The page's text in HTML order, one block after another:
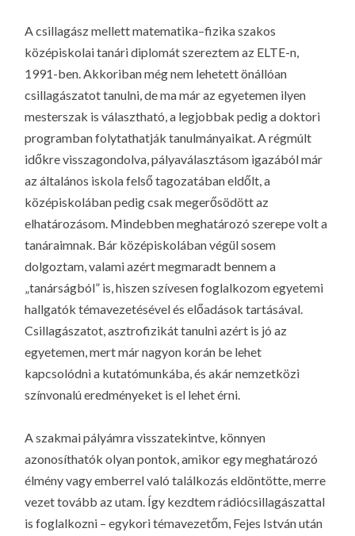
A csillagász mellett matematika–fizika szakos
középiskolai tanári diplomát szereztem az ELTE-n,
1991-ben. Akkoriban még nem lehetett önállóan
csillagászatot tanulni, de ma már az egyetemen ilyen
mesterszak is választható, a legjobbak pedig a doktori
programban folytathatják tanulmányaikat. A régmúlt
időkre visszagondolva, pályaválasztásom igazából már
az általános iskola felső tagozatában eldőlt, a
középiskolában pedig csak megerősödött az
elhatározásom. Mindebben meghatározó szerepe volt a
tanáraimnak. Bár középiskolában végül sosem
dolgoztam, valami azért megmaradt bennem a
„tanárságból” is, hiszen szívesen foglalkozom egyetemi
hallgatók témavezetésével és előadások tartásával.
Csillagászatot, asztrofizikát tanulni azért is jó az
egyetemen, mert már nagyon korán be lehet
kapcsolódni a kutatómunkába, és akár nemzetközi
színvonalú eredményeket is el lehet érni.
A szakmai pályámra visszatekintve, könnyen
azonosíthatók olyan pontok, amikor egy meghatározó
élmény vagy emberrel való találkozás eldöntötte, merre
vezet tovább az utam. Így kezdtem rádiócsillagászattal
is foglalkozni – egykori témavezetőm, Fejes István után